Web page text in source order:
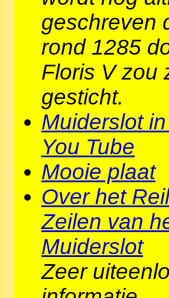
geschreven
rond 1285
Floris V zou
gesticht.
Muiderslot
You Tube
Mooie plaat
Over het
Zeilen van
Muiderslot
Zeer